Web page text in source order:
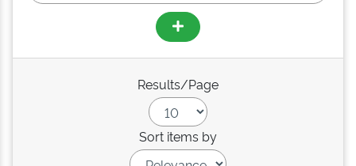
Results/Page
Sort items by